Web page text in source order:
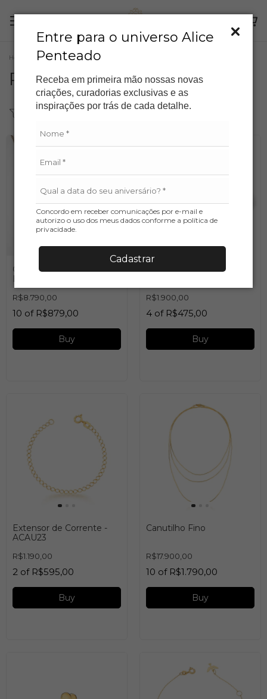
Entre para o universo Alice
Penteado
Receba em primeira mão nossas novas
criações, curadorias exclusivas e as
inspirações por trás de cada detalhe.
Concordo em receber comunicações por e-mail e
autorizo o uso dos meus dados conforme a política de
privacidade.
Cadastrar
Home Products
Products
Colar coração Consuelo
Blocker
R$8.790,00
10 of R$879,00
Buy
Tarraxa "soutien de
R$1.900,00
4 of R$475,00
Buy
Extensor de Corrente -
ACAU23
R$1.190,00
2 of R$595,00
Buy
Canutilho Fino
R$17.900,00
10 of R$1.790,00
Buy